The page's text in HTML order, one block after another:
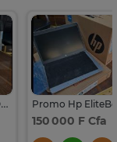
Promo Hp ELITEBOOK 840 Corei5
150 000 F Cfa